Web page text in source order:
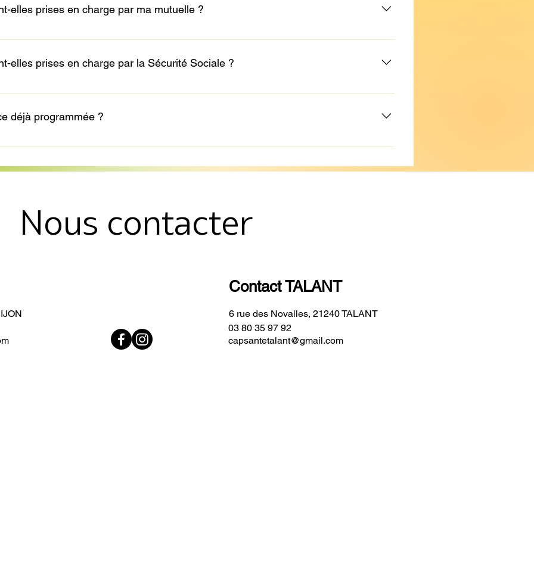
elles prises en charge par ma mutuelle ?
charge les frais liés à la pratique d'activité physique. Rapprochez-vous de votre mutuelle
elles prises en charge par la Sécurité Sociale ?
/ sport-santé / sport sur ordonnance, les formules CapSanté ne sont pas prises en charge
déjà programmée ?
mail ou téléphone 36h avant pour déplacer votre séance à un autre moment. Au-delà,
Nous contacter
Contact TALANT
6 rue des Novalles, 21240 TALANT
03 80 35 97 92
capsantetalant@gmail.com